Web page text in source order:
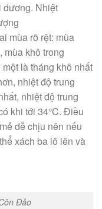
dương. Nhiệt
mùa rõ rệt: mùa
mùa khô trong
một là tháng khô nhất
nhiệt độ trung
nhiệt độ trung
khi tới 34°C. Điều
dễ chịu nên nếu
thể xách ba lô lên và
Đảo